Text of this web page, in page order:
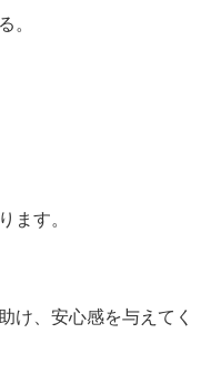
。
ます。
け、安心感を与えてく